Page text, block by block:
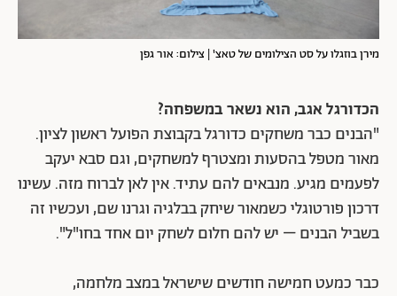
מירן בוזגלו על סט הצילומים של טאצ' | צילום: אור גפן
הכדורגל אגב, הוא נשאר במשפחה?
"הבנים כבר משחקים כדורגל בקבוצת הפועל ראשון לציון.
מאור מטפל בהסעות ומצטרף למשחקים, וגם סבא יעקב
לפעמים מגיע. מנבאים להם עתיד. אין לאן לברוח מזה. עשינו
דרכון פורטוגלי כשמאור שיחק בבלגיה וגרנו שם, ועכשיו זה
בשביל הבנים – יש להם חלום לשחק יום אחד בחו"ל".
כבר כמעט חמישה חודשים שישראל במצב מלחמה,